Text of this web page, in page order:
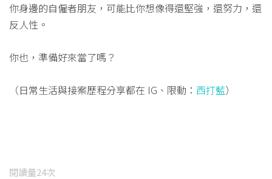
你身邊的自僱者朋友，可能比你想像得還堅強，還努力，還
反人性。
你也，準備好來當了嗎？
（日常生活與接案歷程分享都在 IG、限動： 西打藍）
閱讀量24次